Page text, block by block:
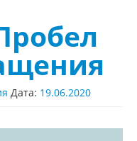
Дата: 19.06.2020